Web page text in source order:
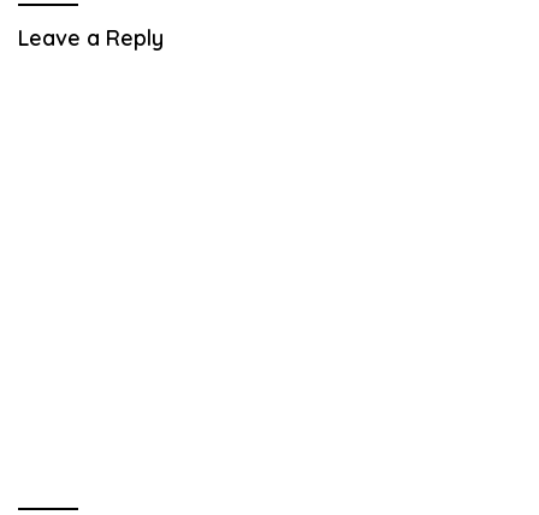
Leave a Reply